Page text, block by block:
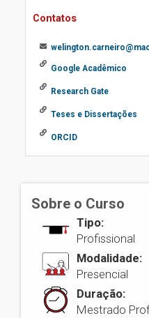
Contatos
Google Acadêmico
Research Gate
Teses e Dissertações
ORCID
Sobre o Curso
Tipo:
Profissional
Modalidade:
Presencial
Duração:
Mestrado